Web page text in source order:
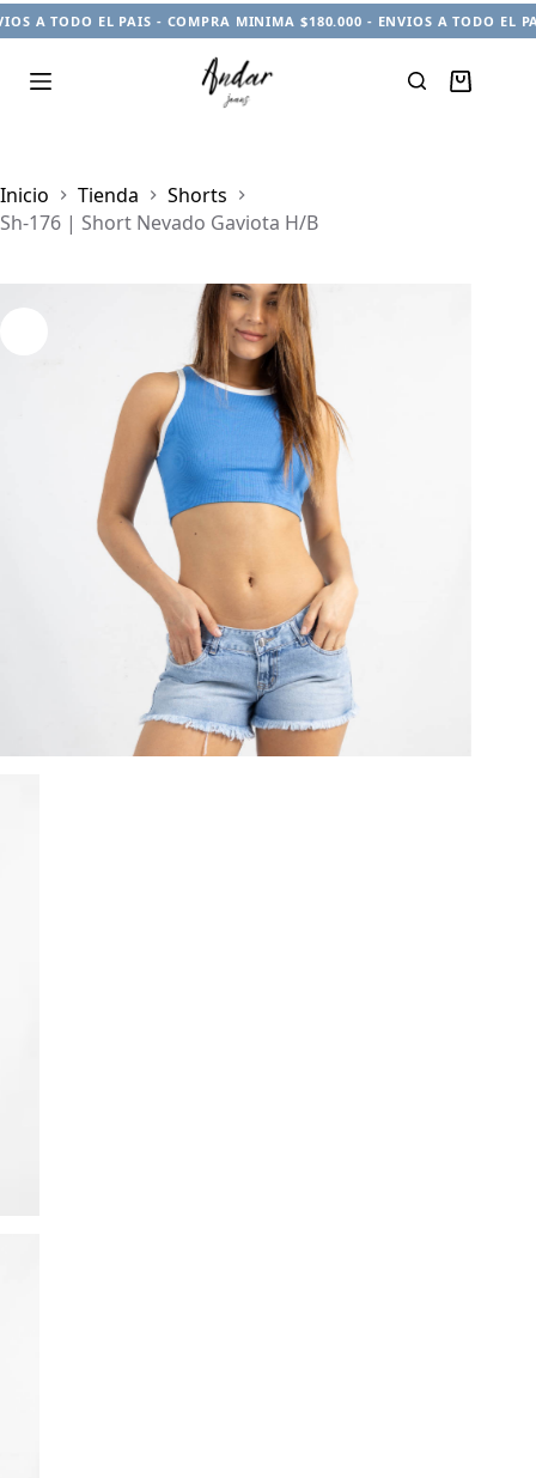
TODO EL PAIS - COMPRA MINIMA $180.000 - ENVIOS A TODO EL
Carro
Inicio
Tienda
Shorts
Sh-176 | Short Nevado Gaviota H/B